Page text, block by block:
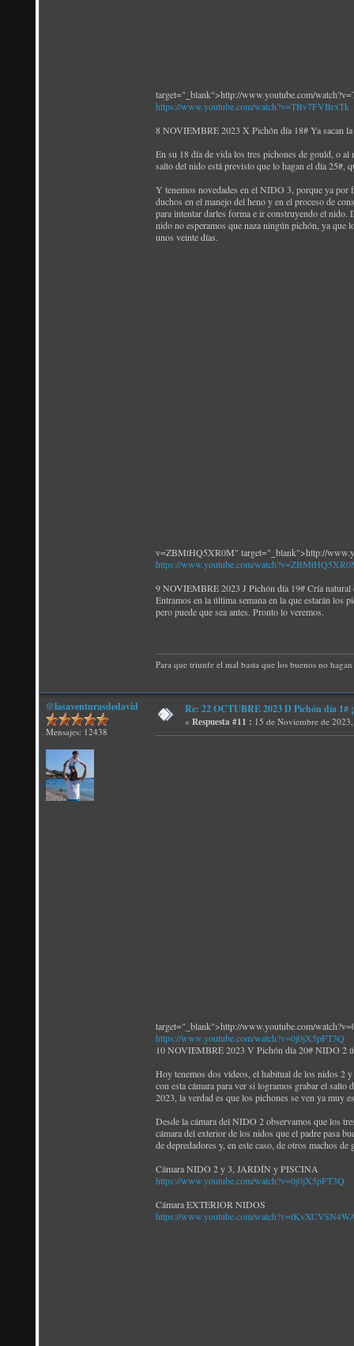
target="_blank">http://www.youtube.com/
https://www.youtube.com/watch?v=TBv7FVBrxTk
8 NOVIEMBRE 2023 X Pichón día 18# Ya sacan
En su 18 día de vida los tres pichones de gould, o al
salto del nido está previsto que lo hagan el día 25#,
Y tenemos novedades en el NIDO 3, porque ya por
duchos en el manejo del heno y en el proceso de
para intentar darles forma e ir construyendo el nido.
nido no esperamos que naza ningún pichón, ya que
unos veinte días.
v=ZBMtHQ5XR0M" target="_blank">http://
https://www.youtube.com/
9 NOVIEMBRE 2023 J Pichón día 19# Cría natural
Entramos en la última semana en la que estarán los
pero puede que sea antes. Pronto lo veremos.
Para que triunfe el mal basta que los buenos no
@lasaventurasdedavid
Mensajes: 12438
Re: 22 OCTUBRE 2023 D Pichón día
« Respuesta #11 : 15 de Noviembre de
target="_blank">http://www.youtube.com/
https://www.youtube.com/watch?v=0j0jX5pFT3Q
10 NOVIEMBRE 2023 V Pichón día 20# NIDO 2
Hoy tenemos dos vídeos, el habitual de los nidos 2
con esta cámara para ver si logramos grabar el
2023, la verdad es que los pichones se ven ya muy
Desde la cámara del NIDO 2 observamos que los
cámara del exterior de los nidos que el padre pasa
de depredadores y, en este caso, de otros machos
Cámara NIDO 2 y 3, JARDÍN y PISCINA
https://www.youtube.com/watch?v=0j0jX5pFT3Q
Cámara EXTERIOR NIDOS
https://www.youtube.com/